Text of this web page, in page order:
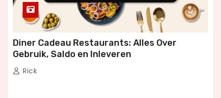
Diner Cadeau Restaurants: Alles Over
Gebruik, Saldo en Inleveren
Rick